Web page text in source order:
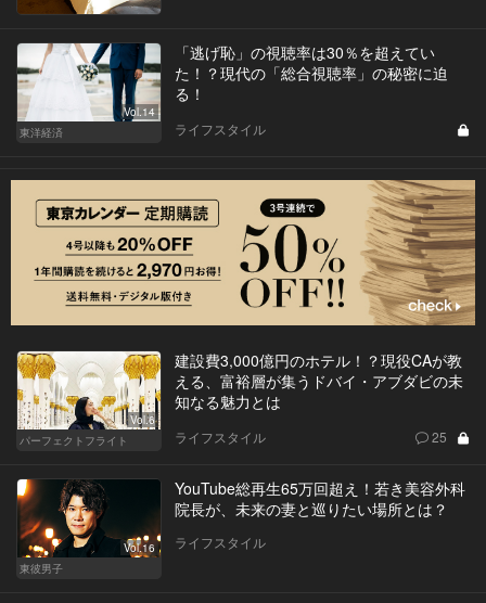
Vol.14
東洋経済
「逃げ恥」の視聴率は30％を超えてい
た！？現代の「総合視聴率」の秘密に迫
る！
ライフスタイル
Vol.6
パーフェクトフライト
建設費3,000億円のホテル！？現役CAが教
える、富裕層が集うドバイ・アブダビの未
知なる魅力とは
ライフスタイル 25
Vol.16
東彼男子
YouTube総再生65万回超え！若き美容外科
院長が、未来の妻と巡りたい場所とは？
ライフスタイル